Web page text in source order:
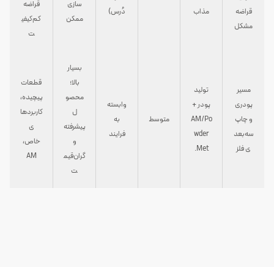
قراضه
مشکل
مذاب
دُرس)
سازی
ممکن
قراضه
کم‌کیفی
ت
مسیر
پودری
و چاپ
سه‌بعد
ی فلز
تولید
پودر +
AM/Po
wder
Met.
متوسط
وابسته
به
فرایند
بسیار
بالا؛
محصو
ل
پیشرفته
و
گران‌قیم
ت
قطعات
پیچیده،
کاربردها
ی
خاص،
AM